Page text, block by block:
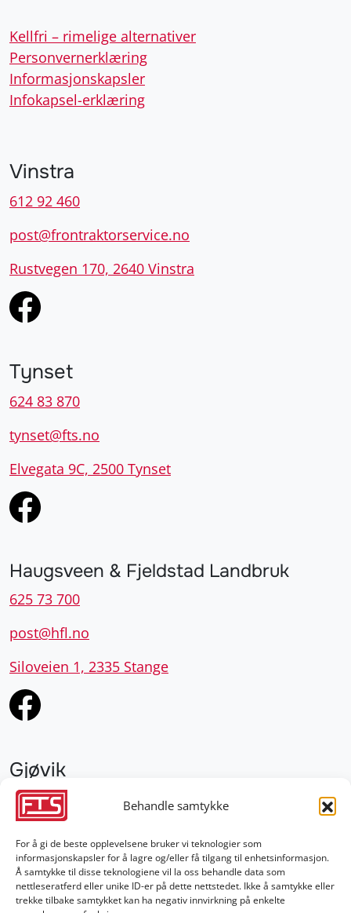
Behandle samtykke
For å gi de beste opplevelsene bruker vi teknologier som
informasjonskapsler for å lagre og/eller få tilgang til enhetsinformasjon.
Å samtykke til disse teknologiene vil la oss behandle data som
nettleseratferd eller unike ID-er på dette nettstedet. Ikke å samtykke eller
trekke tilbake samtykket kan ha negativ innvirkning på enkelte
Kellfri – rimelige alternativer
Personvernerklæring
Informasjonskapsler
Infokapsel-erklæring
Vinstra
612 92 460
post@frontraktorservice.no
Rustvegen 170, 2640 Vinstra
Tynset
624 83 870
tynset@fts.no
Elvegata 9C, 2500 Tynset
Haugsveen & Fjeldstad Landbruk
625 73 700
post@hfl.no
Siloveien 1, 2335 Stange
Gjøvik
952 28 000
Damvegen 4, 2827 Hunndalen